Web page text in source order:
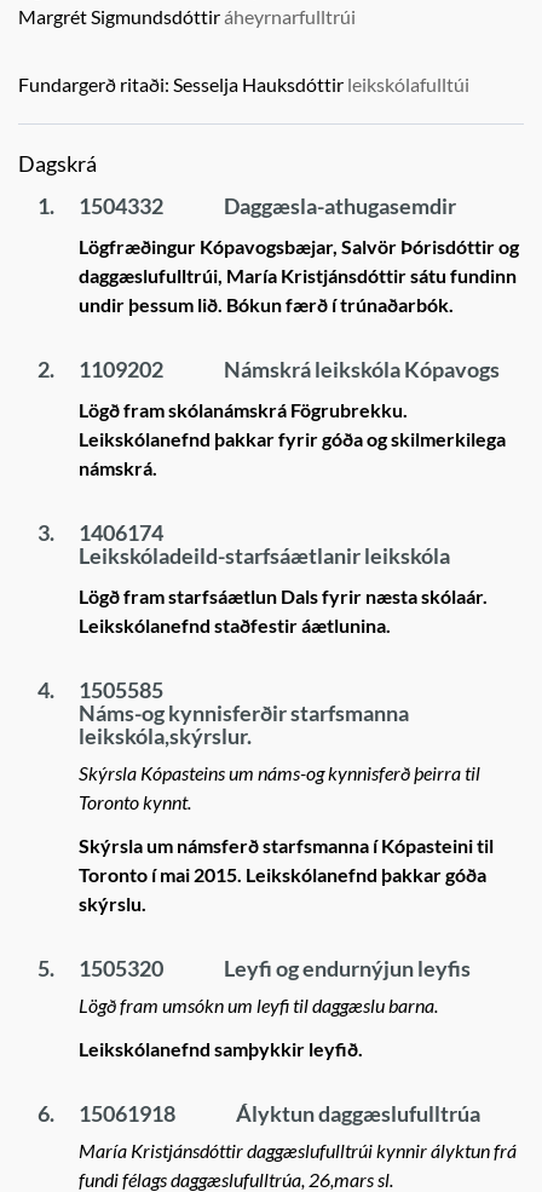
Margrét Sigmundsdóttiráheyrnarfulltrúi
Fundargerð ritaði: Sesselja Hauksdóttir leikskólafulltúi
Dagskrá
1. 1504332 Daggæsla-athugasemdir
Lögfræðingur Kópavogsbæjar, Salvör Þórisdóttir og
daggæslufulltrúi, María Kristjánsdóttir sátu fundinn
undir þessum lið. Bókun færð í trúnaðarbók.
2. 1109202 Námskrá leikskóla Kópavogs
Lögð fram skólanámskrá Fögrubrekku.
Leikskólanefnd þakkar fyrir góða og skilmerkilega
námskrá.
3.
1406174
Leikskóladeild-starfsáætlanir leikskóla
Lögð fram starfsáætlun Dals fyrir næsta skólaár.
Leikskólanefnd staðfestir áætlunina.
4.
1505585
Náms-og kynnisferðir starfsmanna
leikskóla,skýrslur.
Skýrsla Kópasteins um náms-og kynnisferð þeirra til
Toronto kynnt.
Skýrsla um námsferð starfsmanna í Kópasteini til
Toronto í mai 2015. Leikskólanefnd þakkar góða
skýrslu.
5. 1505320 Leyfi og endurnýjun leyfis
Lögð fram umsókn um leyfi til daggæslu barna.
Leikskólanefnd samþykkir leyfið.
6. 15061918 Ályktun daggæslufulltrúa
María Kristjánsdóttir daggæslufulltrúi kynnir ályktun frá
fundi félags daggæslufulltrúa, 26,mars sl.